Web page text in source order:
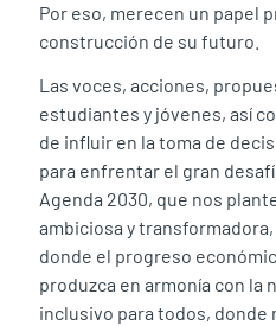
Por eso, merecen un papel
construcción de su futuro.
Las voces, acciones,
estudiantes y jóvenes, así
de influir en la toma de
para enfrentar el gran
Agenda 2030, que nos
ambiciosa y
donde el progreso
produzca en armonía con la
inclusivo para todos, donde